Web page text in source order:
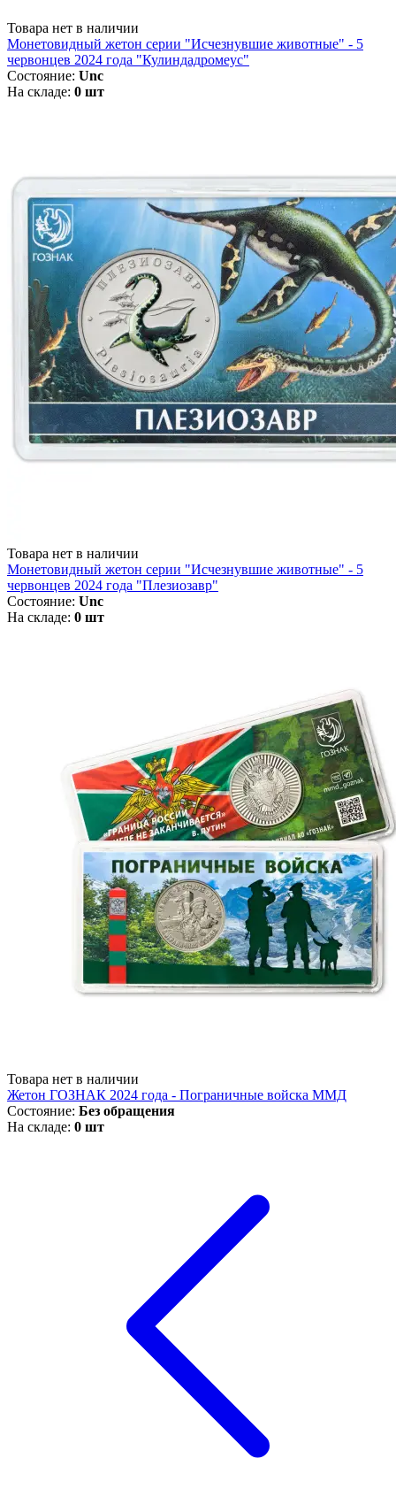
Товара нет в наличии
Монетовидный жетон серии "Исчезнувшие животные" - 5
червонцев 2024 года "Кулиндадромеус"
Состояние: Unc
На складе: 0 шт
Товара нет в наличии
Монетовидный жетон серии "Исчезнувшие животные" - 5
червонцев 2024 года "Плезиозавр"
Состояние: Unc
На складе: 0 шт
Товара нет в наличии
Жетон ГОЗНАК 2024 года - Пограничные войска ММД
Состояние: Без обращения
На складе: 0 шт